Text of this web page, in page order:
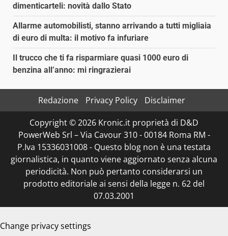
dimenticarteli: novità dallo Stato
Allarme automobilisti, stanno arrivando a tutti migliaia
di euro di multa: il motivo fa infuriare
Il trucco che ti fa risparmiare quasi 1000 euro di
benzina all’anno: mi ringrazierai
Redazione Privacy Policy
Disclaimer
Copyright © 2026 Kronic.it proprietà di D&D
PowerWeb Srl – Via Cavour 310 - 00184 Roma RM -
P.Iva 15336031008 - Questo blog non è una testata
giornalistica, in quanto viene aggiornato senza alcuna
periodicità. Non può pertanto considerarsi un
prodotto editoriale ai sensi della legge n. 62 del
07.03.2001
Change privacy settings